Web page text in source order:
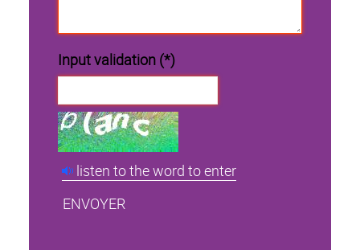
Input validation (*)
listen to the word to enter